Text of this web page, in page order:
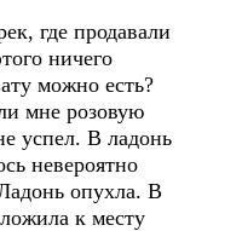
где продавали
ничего
можно есть?
мне розовую
успел. В ладонь
невероятно
опухла. В
к месту